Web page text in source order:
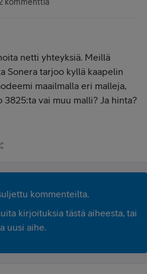
netti yhteyksiä. Meillä
Sonera tarjoo kyllä kaapelin
maailmalla eri malleja,
3825:ta vai muu malli? Ja hinta?
kommenteilta.
kirjoituksia tästä aiheesta, tai
uusi aihe.